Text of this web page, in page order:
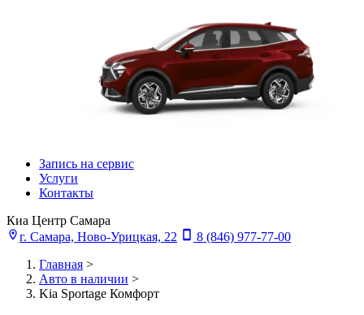
Запись на сервис
Услуги
Контакты
Киа Центр Самара
г. Самара, Ново-Урицкая, 22
8 (846) 977-77-00
Главная >
Авто в наличии >
Kia Sportage Комфорт